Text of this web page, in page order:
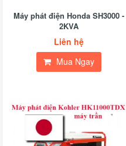
Máy phát điện Honda SH3000 -
2KVA
Liên hệ
Mua Ngay